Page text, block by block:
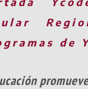
de